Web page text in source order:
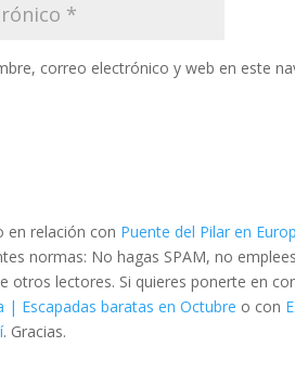
correo electrónico y web en este
en relación con Puente del Pilar en
normas: No hagas SPAM, no
otros lectores. Si quieres ponerte en
| Escapadas baratas en Octubre o con
. Gracias.